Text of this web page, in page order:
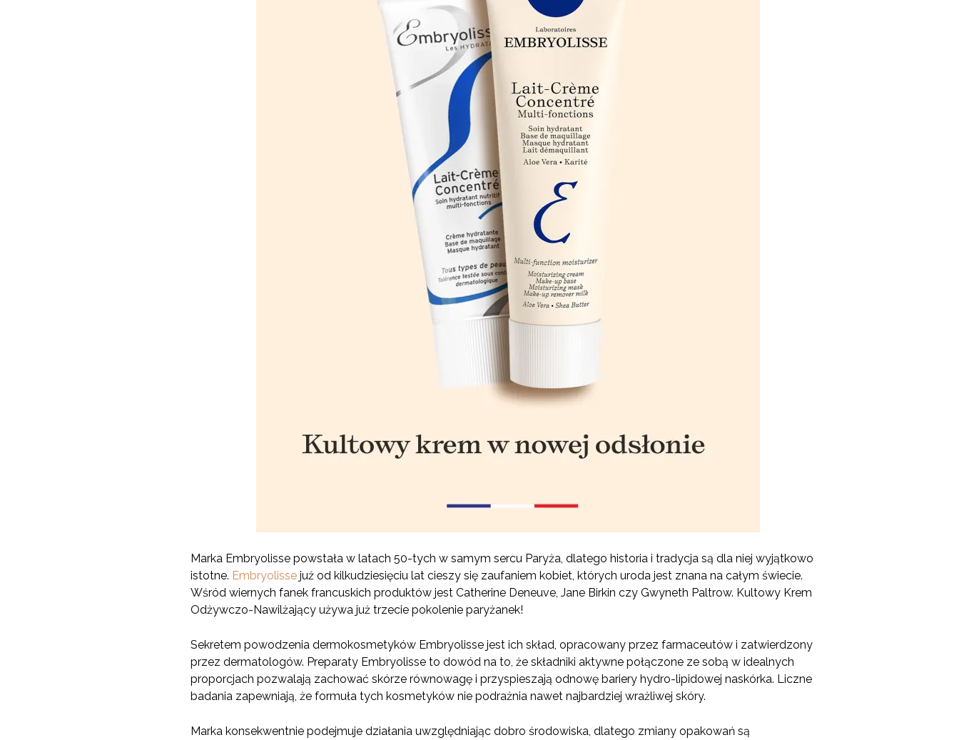
Marka Embryolisse powstała w latach 50-tych w samym sercu Paryża, dlatego historia i tradycja są dla niej wyjątkowo
istotne. Embryolisse już od kilkudziesięciu lat cieszy się zaufaniem kobiet, których uroda jest znana na całym świecie.
Wśród wiernych fanek francuskich produktów jest Catherine Deneuve, Jane Birkin czy Gwyneth Paltrow. Kultowy Krem
Odżywczo-Nawilżający używa już trzecie pokolenie paryżanek!
Sekretem powodzenia dermokosmetyków Embryolisse jest ich skład, opracowany przez farmaceutów i zatwierdzony
przez dermatologów. Preparaty Embryolisse to dowód na to, że składniki aktywne połączone ze sobą w idealnych
proporcjach pozwalają zachować skórze równowagę i przyspieszają odnowę bariery hydro-lipidowej naskórka. Liczne
badania zapewniają, że formuła tych kosmetyków nie podrażnia nawet najbardziej wrażliwej skóry.
Marka konsekwentnie podejmuje działania uwzględniając dobro środowiska, dlatego zmiany opakowań są